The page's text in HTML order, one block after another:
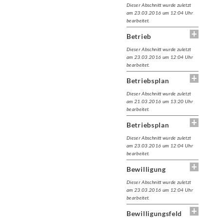
Dieser Abschnitt wurde zuletzt
am 23.03.2016 um 12:04 Uhr
bearbeitet.
Betrieb
Dieser Abschnitt wurde zuletzt
am 23.03.2016 um 12:04 Uhr
bearbeitet.
Betriebsplan
Dieser Abschnitt wurde zuletzt
am 21.03.2016 um 13:20 Uhr
bearbeitet.
Betriebsplan
Dieser Abschnitt wurde zuletzt
am 23.03.2016 um 12:04 Uhr
bearbeitet.
Bewilligung
Dieser Abschnitt wurde zuletzt
am 23.03.2016 um 12:04 Uhr
bearbeitet.
Bewilligungsfeld